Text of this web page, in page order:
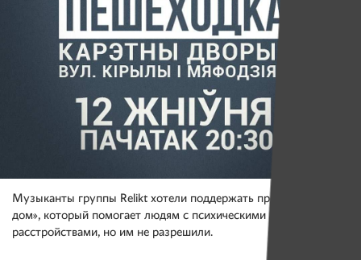
Музыканты группы Relikt хотели поддержать проект «Клубный
дом», который помогает людям с психическими
расстройствами, но им не разрешили.